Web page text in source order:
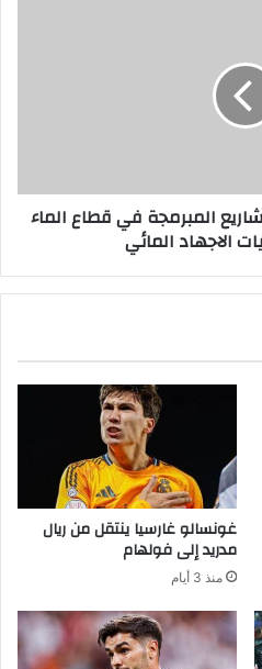
المبرمجة في قطاع الماء
الاجهاد المائي
غونسالو غارسيا ينتقل من ريال
مدريد إلى فولهام
منذ 3 أيام